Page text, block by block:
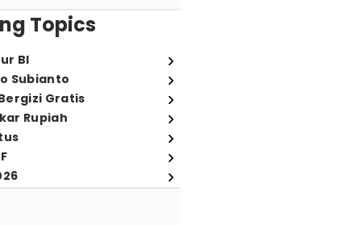
Topics
BI
Subianto
Gratis
Rupiah